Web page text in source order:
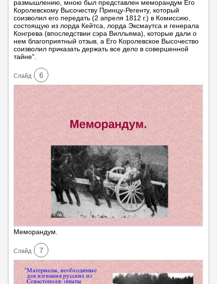
размышлению, мною был представлен меморандум Его
Королевскому Высочеству Принцу-Регенту, который
соизволил его передать (2 апреля 1812 г.) в Комиссию,
состоящую из лорда Кейтса, лорда Эксмаутса и генерала
Конгрева (впоследствии сэра Вилльяма), которые дали о
нем благоприятный отзыв, а Его Королевское Высочество
соизволил приказать держать все дело в совершенной
тайне".
Cлайд 6
Меморандум.
Cлайд 7